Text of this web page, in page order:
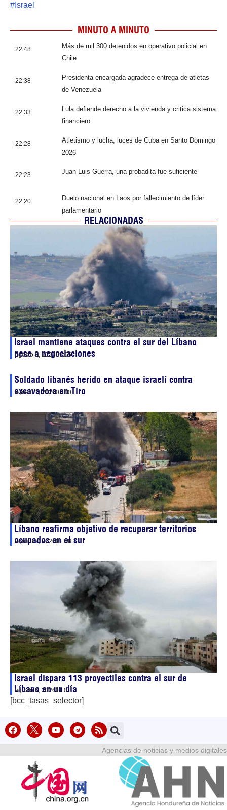
# Israel
MINUTO A MINUTO
22:48
Más de mil 300 detenidos en operativo policial en
Chile
22:38
Presidenta encargada agradece entrega de atletas
de Venezuela
22:33
Lula defiende derecho a la vivienda y critica sistema
financiero
22:28
Atletismo y lucha, luces de Cuba en Santo Domingo
2026
22:23 Juan Luis Guerra, una probadita fue suficiente
22:20
Duelo nacional en Laos por fallecimiento de líder
parlamentario
RELACIONADAS
Israel mantiene ataques contra el sur del Líbano
pese a negociaciones
agosto 8, 202609:05
Soldado libanés herido en ataque israelí contra
excavadora en Tiro
agosto 7, 202607:00
Líbano reafirma objetivo de recuperar territorios
ocupados en el sur
agosto 7, 202601:58
Israel dispara 113 proyectiles contra el sur de
Líbano en un día
agosto 6, 202611:01
[bcc_tasas_selector]
Agencias de noticias y medios digitales